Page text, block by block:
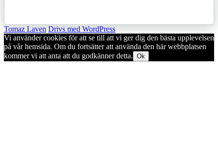
Tomaz Laven Drivs med WordPress
Vi använder cookies för att se till att vi ger dig den bästa upplevelsen
på vår hemsida. Om du fortsätter att använda den här webbplatsen
kommer vi att anta att du godkänner detta. Ok